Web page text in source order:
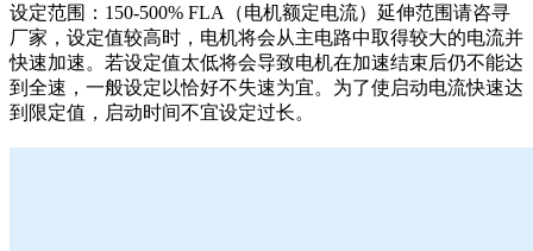
设定范围：150-500% FLA（电机额定电流）延伸范围请咨寻
厂家，设定值较高时，电机将会从主电路中取得较大的电流并
快速加速。若设定值太低将会导致电机在加速结束后仍不能达
到全速，一般设定以恰好不失速为宜。为了使启动电流快速达
到限定值，启动时间不宜设定过长。